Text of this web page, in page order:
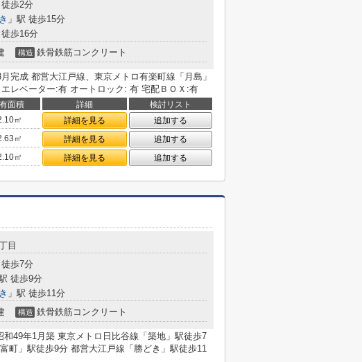
徒歩2分
」駅 徒歩15分
徒歩16分
構造 鉄骨鉄筋コンクリート
完成 都営大江戸線、東京メトロ有楽町線「月島」
レベーター:有 オートロック: 有 宅配ＢＯＸ:有
面積 詳細
検討リスト
㎡ 詳細を見る
追加する
㎡ 詳細を見る
追加する
㎡ 詳細を見る 追加する
目
徒歩7分
徒歩9分
」駅 徒歩11分
構造 鉄骨鉄筋コンクリート
49年1月築 東京メトロ日比谷線「築地」駅徒歩7
町」駅徒歩9分 都営大江戸線「勝どき」駅徒歩11